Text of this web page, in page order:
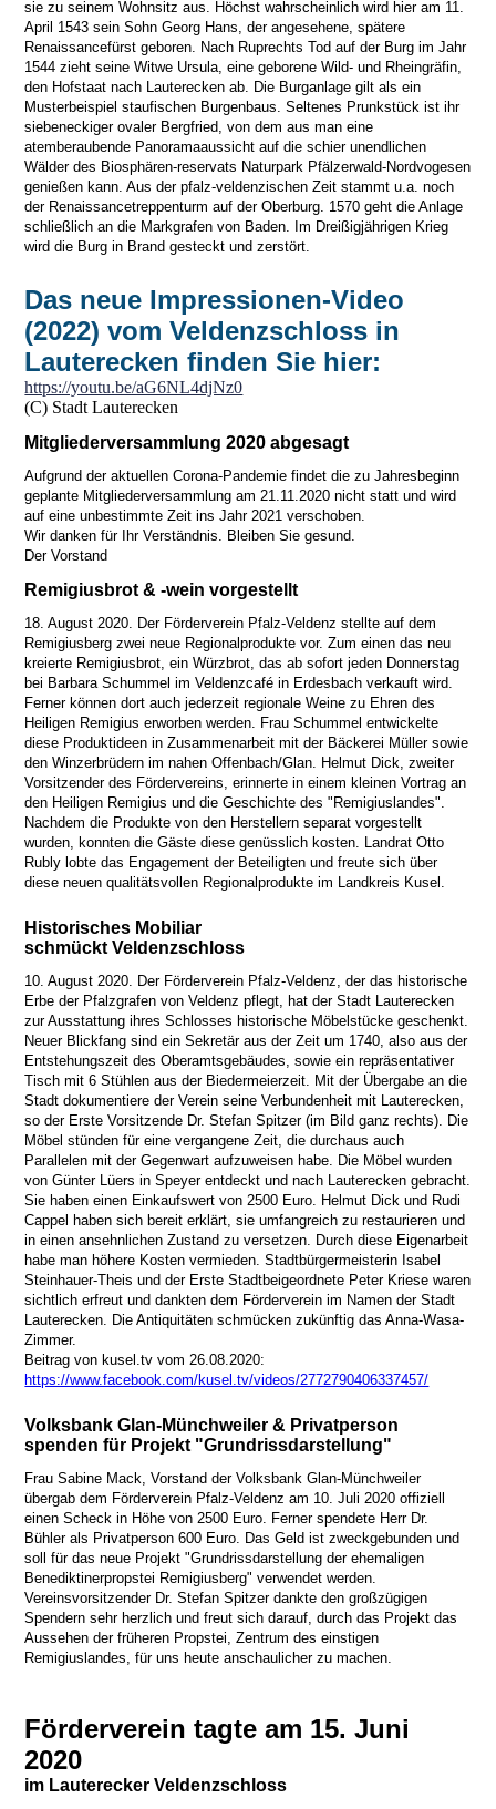
sie zu seinem Wohnsitz aus. Höchst wahrscheinlich wird hier am 11.
April 1543 sein Sohn Georg Hans, der angesehene, spätere
Renaissancefürst geboren. Nach Ruprechts Tod auf der Burg im Jahr
1544 zieht seine Witwe Ursula, eine geborene Wild- und Rheingräfin,
den Hofstaat nach Lauterecken ab. Die Burganlage gilt als ein
Musterbeispiel staufischen Burgenbaus. Seltenes Prunkstück ist ihr
siebeneckiger ovaler Bergfried, von dem aus man eine
atemberaubende Panoramaaussicht auf die schier unendlichen
Wälder des Biosphären-reservats Naturpark Pfälzerwald-Nordvogesen
genießen kann. Aus der pfalz-veldenzischen Zeit stammt u.a. noch
der Renaissancetreppenturm auf der Oberburg. 1570 geht die Anlage
schließlich an die Markgrafen von Baden. Im Dreißigjährigen Krieg
wird die Burg in Brand gesteckt und zerstört.
Das neue Impressionen-Video
(2022) vom Veldenzschloss in
Lauterecken finden Sie hier:
https://youtu.be/aG6NL4djNz0
(C) Stadt Lauterecken
Mitgliederversammlung 2020 abgesagt
Aufgrund der aktuellen Corona-Pandemie findet die zu Jahresbeginn
geplante Mitgliederversammlung am 21.11.2020 nicht statt und wird
auf eine unbestimmte Zeit ins Jahr 2021 verschoben.
Wir danken für Ihr Verständnis. Bleiben Sie gesund.
Der Vorstand
Remigiusbrot & -wein vorgestellt
18. August 2020. Der Förderverein Pfalz-Veldenz stellte auf dem
Remigiusberg zwei neue Regionalprodukte vor. Zum einen das neu
kreierte Remigiusbrot, ein Würzbrot, das ab sofort jeden Donnerstag
bei Barbara Schummel im Veldenzcafé in Erdesbach verkauft wird.
Ferner können dort auch jederzeit regionale Weine zu Ehren des
Heiligen Remigius erworben werden. Frau Schummel entwickelte
diese Produktideen in Zusammenarbeit mit der Bäckerei Müller sowie
den Winzerbrüdern im nahen Offenbach/Glan. Helmut Dick, zweiter
Vorsitzender des Fördervereins, erinnerte in einem kleinen Vortrag an
den Heiligen Remigius und die Geschichte des "Remigiuslandes".
Nachdem die Produkte von den Herstellern separat vorgestellt
wurden, konnten die Gäste diese genüsslich kosten. Landrat Otto
Rubly lobte das Engagement der Beteiligten und freute sich über
diese neuen qualitätsvollen Regionalprodukte im Landkreis Kusel.
Historisches Mobiliar
schmückt Veldenzschloss
10. August 2020. Der Förderverein Pfalz-Veldenz, der das historische
Erbe der Pfalzgrafen von Veldenz pflegt, hat der Stadt Lauterecken
zur Ausstattung ihres Schlosses historische Möbelstücke geschenkt.
Neuer Blickfang sind ein Sekretär aus der Zeit um 1740, also aus der
Entstehungszeit des Oberamtsgebäudes, sowie ein repräsentativer
Tisch mit 6 Stühlen aus der Biedermeierzeit. Mit der Übergabe an die
Stadt dokumentiere der Verein seine Verbundenheit mit Lauterecken,
so der Erste Vorsitzende Dr. Stefan Spitzer (im Bild ganz rechts). Die
Möbel stünden für eine vergangene Zeit, die durchaus auch
Parallelen mit der Gegenwart aufzuweisen habe. Die Möbel wurden
von Günter Lüers in Speyer entdeckt und nach Lauterecken gebracht.
Sie haben einen Einkaufswert von 2500 Euro. Helmut Dick und Rudi
Cappel haben sich bereit erklärt, sie umfangreich zu restaurieren und
in einen ansehnlichen Zustand zu versetzen. Durch diese Eigenarbeit
habe man höhere Kosten vermieden. Stadtbürgermeisterin Isabel
Steinhauer-Theis und der Erste Stadtbeigeordnete Peter Kriese waren
sichtlich erfreut und dankten dem Förderverein im Namen der Stadt
Lauterecken. Die Antiquitäten schmücken zukünftig das Anna-Wasa-
Zimmer.
Beitrag von kusel.tv vom 26.08.2020:
https://www.facebook.com/kusel.tv/videos/2772790406337457/
Volksbank Glan-Münchweiler & Privatperson
spenden für Projekt "Grundrissdarstellung"
Frau Sabine Mack, Vorstand der Volksbank Glan-Münchweiler
übergab dem Förderverein Pfalz-Veldenz am 10. Juli 2020 offiziell
einen Scheck in Höhe von 2500 Euro. Ferner spendete Herr Dr.
Bühler als Privatperson 600 Euro. Das Geld ist zweckgebunden und
soll für das neue Projekt "Grundrissdarstellung der ehemaligen
Benediktinerpropstei Remigiusberg" verwendet werden.
Vereinsvorsitzender Dr. Stefan Spitzer dankte den großzügigen
Spendern sehr herzlich und freut sich darauf, durch das Projekt das
Aussehen der früheren Propstei, Zentrum des einstigen
Remigiuslandes, für uns heute anschaulicher zu machen.
Förderverein tagte am 15. Juni
2020
im Lauterecker Veldenzschloss